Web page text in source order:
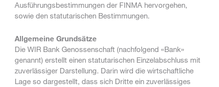
Ausführungsbestimmungen der FINMA hervorgehen,
sowie den statutarischen Bestimmungen.
Allgemeine Grundsätze
Die WIR Bank Genossenschaft (nachfolgend «Bank»
genannt) erstellt einen statutarischen Einzelabschluss mit
zuverlässiger Darstellung. Darin wird die wirtschaftliche
Lage so dargestellt, dass sich Dritte ein zuverlässiges